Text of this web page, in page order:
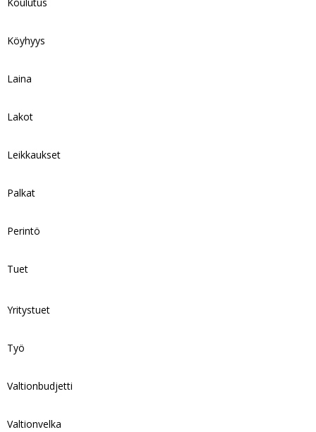
Köyhyys
Laina
Lakot
Leikkaukset
Palkat
Perintö
Tuet
Yritystuet
Työ
Valtionbudjetti
Valtionvelka